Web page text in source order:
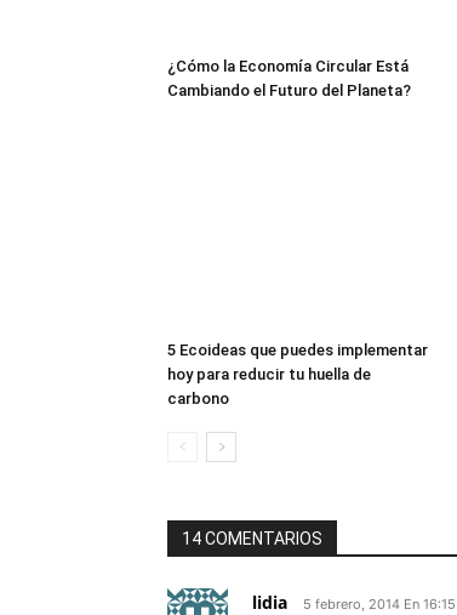
¿Cómo la Economía Circular Está
Cambiando el Futuro del Planeta?
5 Ecoideas que puedes implementar
hoy para reducir tu huella de
carbono
14 COMENTARIOS
lidia 5 febrero, 2014 En 16:15